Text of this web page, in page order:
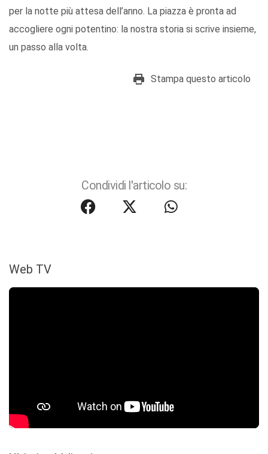
per la notte più attesa dell’anno. La piazza è pronta ad
accogliere ogni potentino: la nostra storia si scrive insieme,
un passo alla volta.
Stampa questo articolo
Condividi l'articolo su:
Web TV